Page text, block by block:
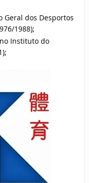
Geral dos Desportos
1988);
Instituto do